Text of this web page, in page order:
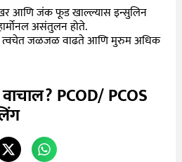
आणि जंक फूड खाल्ल्यास इन्सुलिन
असंतुलन होते.
त्वचेत जळजळ वाढते आणि मुरुम अधिक
PCOD/ PCOS